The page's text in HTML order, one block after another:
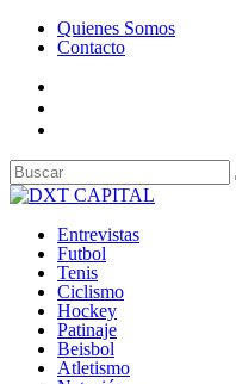
Quienes Somos
Contacto
Entrevistas
Futbol
Tenis
Ciclismo
Hockey
Patinaje
Beisbol
Atletismo